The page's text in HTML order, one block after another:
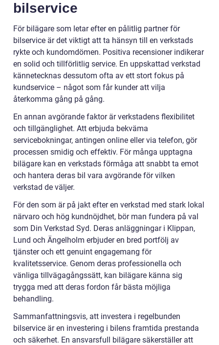
bilservice
För bilägare som letar efter en pålitlig partner för
bilservice är det viktigt att ta hänsyn till en verkstads
rykte och kundomdömen. Positiva recensioner indikerar
en solid och tillförlitlig service. En uppskattad verkstad
kännetecknas dessutom ofta av ett stort fokus på
kundservice – något som får kunder att vilja
återkomma gång på gång.
En annan avgörande faktor är verkstadens flexibilitet
och tillgänglighet. Att erbjuda bekväma
servicebokningar, antingen online eller via telefon, gör
processen smidig och effektiv. För många upptagna
bilägare kan en verkstads förmåga att snabbt ta emot
och hantera deras bil vara avgörande för vilken
verkstad de väljer.
För den som är på jakt efter en verkstad med stark lokal
närvaro och hög kundnöjdhet, bör man fundera på val
som Din Verkstad Syd. Deras anläggningar i Klippan,
Lund och Ängelholm erbjuder en bred portfölj av
tjänster och ett genuint engagemang för
kvalitetsservice. Genom deras professionella och
vänliga tillvägagångssätt, kan bilägare känna sig
trygga med att deras fordon får bästa möjliga
behandling.
Sammanfattningsvis, att investera i regelbunden
bilservice är en investering i bilens framtida prestanda
och säkerhet. En ansvarsfull bilägare säkerställer att